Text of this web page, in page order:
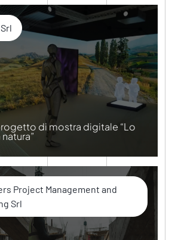
di mostra digitale “Lo
Project Management and
Srl